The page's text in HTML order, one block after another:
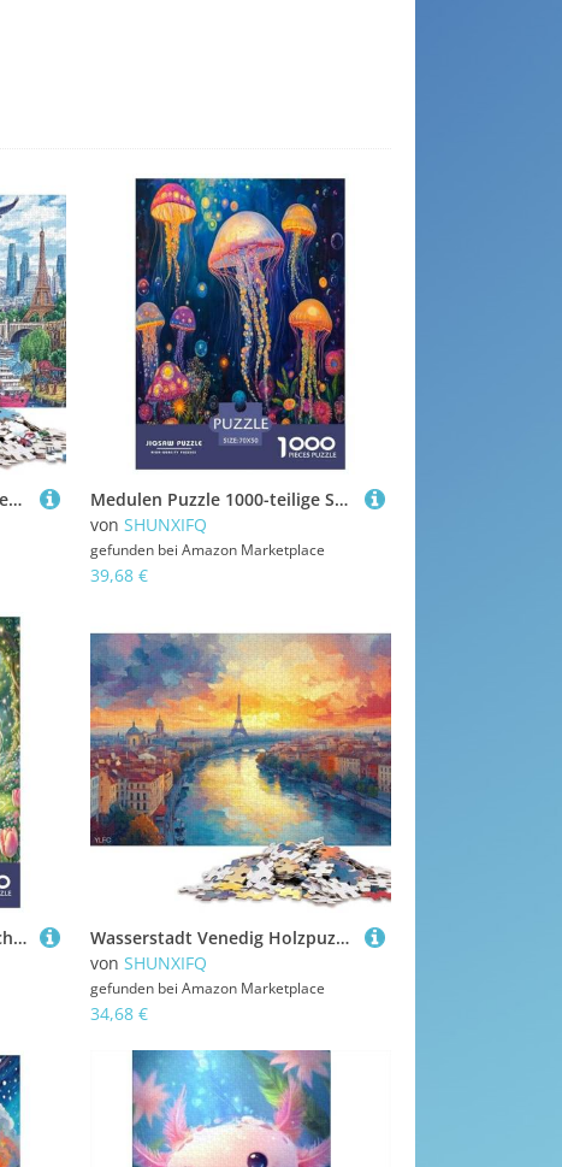
Berühmte Sehenswürdigkeiten Holzpuzzles 300 Teile Erwachsene Wohnkultur Family Challenging Games Geburtstagsgeschenk Educational Game Stress Relief 300pcs (40x28cm)
Medulen Puzzle 1000-teilige Schwer Puzzle Spielzeug Pädagogisches Spiel Impossible Herausforderungsspielzeug Für Erwachsene Und Kinder Ab 12 Jahren 70x50cm/1000pcs
von SHUNXIFQ
gefunden bei Amazon Marketplace
39,68 €
Shih Tzu Puzzle 1000 Teile Schwer Puzzle Spielzeug Lernspiel Impossible Herausforderungsspielzeug Für Erwachsene Und Kinder Ab 12 Jahren 38x26cm/1000pcs
Wasserstadt Venedig Holzpuzzless 500 Teile Erwachsene Wohnkultur Educational Game Family Challenging Games Geburtstagsgeschenk Stress Relief Toy 500pcs (52x38cm)
von SHUNXIFQ
gefunden bei Amazon Marketplace
34,68 €